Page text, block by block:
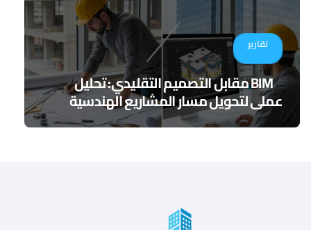
تقارير
BIM مقابل التصميم التقليدي: تحليل
عملي لتحويل مسار المشاريع الهندسية